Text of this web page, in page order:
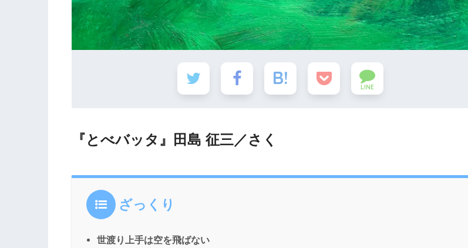
LINE
『とべバッタ』田島 征三／さく
ざっくり
世渡り上手は空を飛ばない